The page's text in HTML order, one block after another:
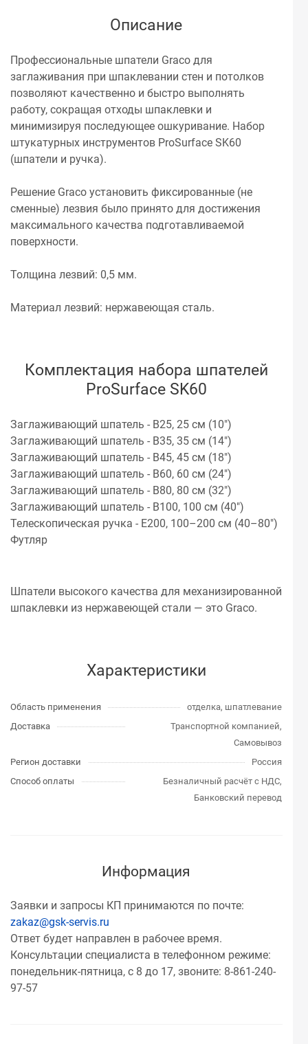
Описание
Профессиональные шпатели Graco для
заглаживания при шпаклевании стен и потолков
позволяют качественно и быстро выполнять
работу, сокращая отходы шпаклевки и
минимизируя последующее ошкуривание. Набор
штукатурных инструментов ProSurface SK60
(шпатели и ручка).
Решение Graco установить фиксированные (не
сменные) лезвия было принято для достижения
максимального качества подготавливаемой
поверхности.
Толщина лезвий: 0,5 мм.
Материал лезвий: нержавеющая сталь.
Комплектация набора шпателей
ProSurface SK60
Заглаживающий шпатель - B25, 25 см (10")
Заглаживающий шпатель - B35, 35 см (14")
Заглаживающий шпатель - B45, 45 см (18")
Заглаживающий шпатель - B60, 60 см (24")
Заглаживающий шпатель - B80, 80 см (32")
Заглаживающий шпатель - B100, 100 см (40")
Телескопическая ручка - E200, 100–200 см (40–80")
Футляр
Шпатели высокого качества для механизированной
шпаклевки из нержавеющей стали — это Graco.
Характеристики
Область применения
отделка, шпатлевание
Доставка
Транспортной компанией,
Самовывоз
Регион доставки
Россия
Способ оплаты
Безналичный расчёт с НДС,
Банковский перевод
Информация
Заявки и запросы КП принимаются по почте:
zakaz@gsk-servis.ru
Ответ будет направлен в рабочее время.
Консультации специалиста в телефонном режиме:
понедельник-пятница, с 8 до 17, звоните: 8-861-240-
97-57